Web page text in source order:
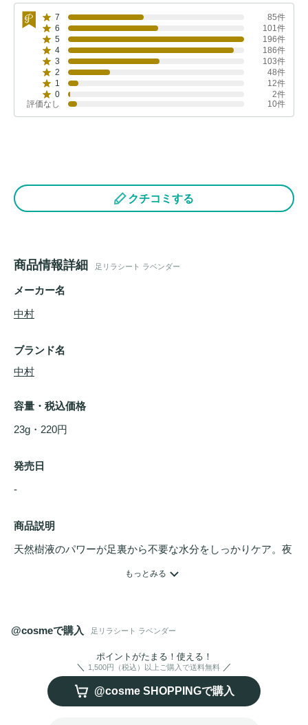
7
85件
6
101件
5
196件
4
186件
3
103件
2
48件
1
12件
0
2件
評価なし
10件
クチコミする
商品情報詳細 足リラシート ラベンダー
メーカー名
中村
ブランド名
中村
容量・税込価格
23g・220円
発売日
-
商品説明
天然樹液のパワーが足裏から不要な水分をしっかりケア。夜
もっとみる
@cosmeで購入 足リラシート ラベンダー
ポイントがたまる！使える！
1,500円（税込）以上ご購入で送料無料
@cosme SHOPPINGで購入